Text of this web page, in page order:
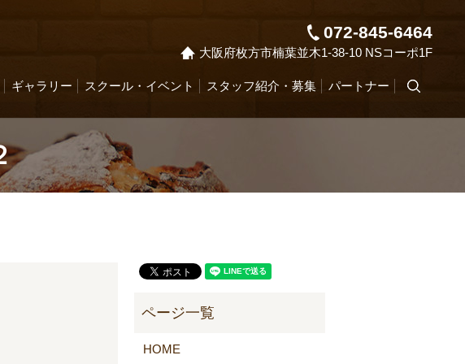
072-845-6464
大阪府枚方市楠葉並木1-38-10 NSコーポ1F
ギャラリー スクール・イベント スタッフ紹介・募集 パートナー
HOME